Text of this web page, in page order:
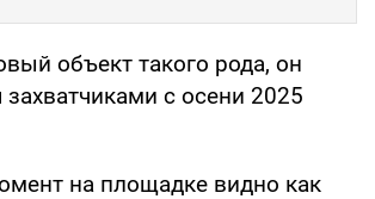
объект такого рода, он
захватчиками с осени 2025
на площадке видно как